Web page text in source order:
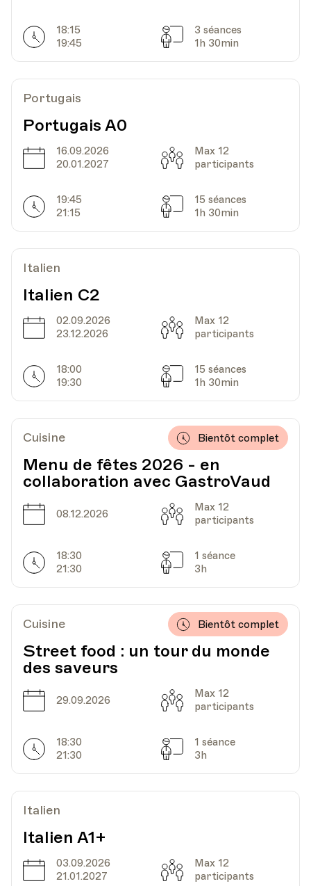
Horarires
18:15
19:45
Séances
3 séances
1h 30min
Portugais
Portugais A0
Date
16.09.2026
20.01.2027
Capacité
Max 12
participants
Horarires
19:45
21:15
Séances
15 séances
1h 30min
Italien
Italien C2
Date
02.09.2026
23.12.2026
Capacité
Max 12
participants
Horarires
18:00
19:30
Séances
15 séances
1h 30min
Cuisine
Menu de fêtes 2026 - en
collaboration avec GastroVaud
Bientôt complet
Date
08.12.2026 Capacité
Max 12
participants
Horarires
18:30
21:30
Séances
1 séance
3h
Cuisine
Street food : un tour du monde
des saveurs
Bientôt complet
Date
29.09.2026 Capacité
Max 12
participants
Horarires
18:30
21:30
Séances
1 séance
3h
Italien
Italien A1+
Date
03.09.2026
21.01.2027
Capacité
Max 12
participants